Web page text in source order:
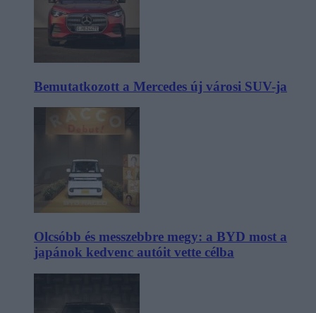
Bemutatkozott a Mercedes új városi SUV-ja
Olcsóbb és messzebbre megy: a BYD most a
japánok kedvenc autóit vette célba